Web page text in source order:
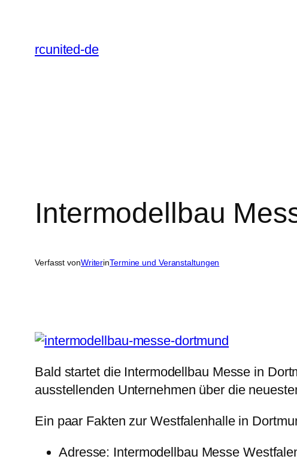
springenrcunited-de
Intermodellbau
Verfasst vonWriterinTermine und Veranstaltungen
Bald startet die Intermodellbau Messe in
ausstellenden Unternehmen über die
Ein paar Fakten zur Westfalenhalle in
Adresse: Intermodellbau Messe